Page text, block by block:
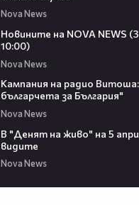
Nova News
Новините на NOVA NEWS
10:00)
Nova News
Кампания на радио
българчета за България"
Nova News
В "Денят на живо" на 5
видите
Nova News